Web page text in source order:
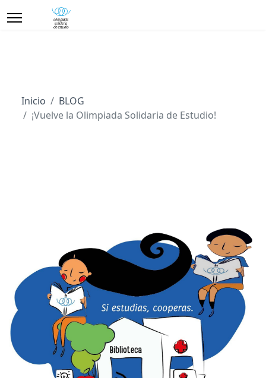
Inicio
BLOG
¡Vuelve la Olimpiada Solidaria de Estudio!